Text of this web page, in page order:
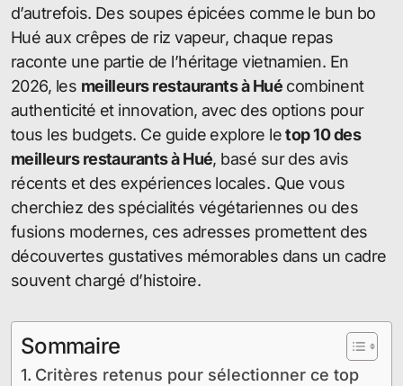
d’autrefois. Des soupes épicées comme le bun bo
Hué aux crêpes de riz vapeur, chaque repas
raconte une partie de l’héritage vietnamien. En
2026, les meilleurs restaurants à Hué combinent
authenticité et innovation, avec des options pour
tous les budgets. Ce guide explore letop 10 des
meilleurs restaurants à Hué, basé sur des avis
récents et des expériences locales. Que vous
cherchiez des spécialités végétariennes ou des
fusions modernes, ces adresses promettent des
découvertes gustatives mémorables dans un cadre
souvent chargé d’histoire.
Sommaire
Critères retenus pour sélectionner ce top